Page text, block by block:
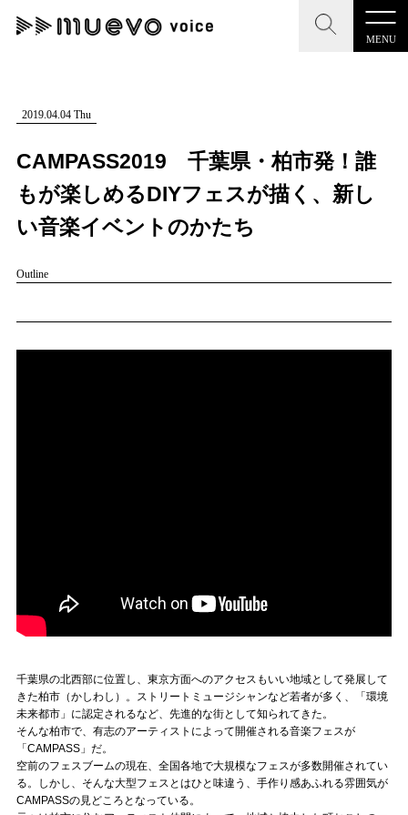
MENU
CLOSE
記事を検索する
#男性シンガー #HR/HM #女性シンガー
CLOSE
"読者の声を形にする”音楽特化メディア
記事一覧
会社概要
muevoコミュニティ
ぶいコミュ！by muevo
ぶいマガ！ by muevo
Follow us
2019.04.04 Thu
CAMPASS2019 千葉県・柏市発！誰
もが楽しめるDIYフェスが描く、新し
い音楽イベントのかたち
Outline
千葉県の北西部に位置し、東京方面へのアクセスもいい地域として発展して
きた柏市（かしわし）。ストリートミュージシャンなど若者が多く、「環境
未来都市」に認定されるなど、先進的な街として知られてきた。
そんな柏市で、有志のアーティストによって開催される音楽フェスが
「CAMPASS」だ。
空前のフェスブームの現在、全国各地で大規模なフェスが多数開催されてい
る。しかし、そんな大型フェスとはひと味違う、手作り感あふれる雰囲気が
CAMPASSの見どころとなっている。